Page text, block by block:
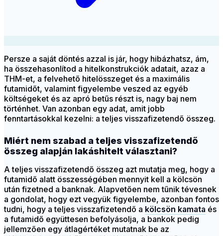
Persze a saját döntés azzal is jár, hogy hibázhatsz, ám,
ha összehasonlítod a hitelkonstrukciók adatait, azaz a
THM-et, a felvehető hitelösszeget és a maximális
futamidőt, valamint figyelembe veszed az egyéb
költségeket és az apró betűs részt is, nagy baj nem
történhet. Van azonban egy adat, amit jobb
fenntartásokkal kezelni: a teljes visszafizetendő összeg.
Miért nem szabad a teljes visszafizetendő
összeg alapján lakáshitelt választani?
A teljes visszafizetendő összeg azt mutatja meg, hogy a
futamidő alatt összességében mennyit kell a kölcsön
után fizetned a banknak. Alapvetően nem tűnik tévesnek
a gondolat, hogy ezt vegyük figyelembe, azonban fontos
tudni, hogy a teljes visszafizetendő a kölcsön kamata és
a futamidő együttesen befolyásolja, a bankok pedig
jellemzően egy átlagértéket mutatnak be az